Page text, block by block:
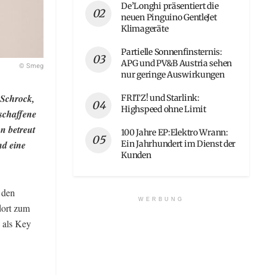
© Smeg
betreut
eine
zum
als Key
De’Longhi präsentiert die
neuen Pinguino GentleJet
Klimageräte
Partielle Sonnenfinsternis:
APG und PV&B Austria sehen
nur geringe Auswirkungen
FRITZ! und Starlink:
Highspeed ohne Limit
100 Jahre EP:Elektro Wrann:
Ein Jahrhundert im Dienst der
Kunden
WERBUNG